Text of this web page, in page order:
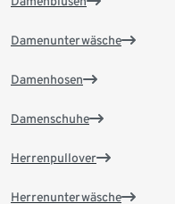
Damenunterwäsche
Damenhosen
Damenschuhe
Herrenpullover
Herrenunterwäsche